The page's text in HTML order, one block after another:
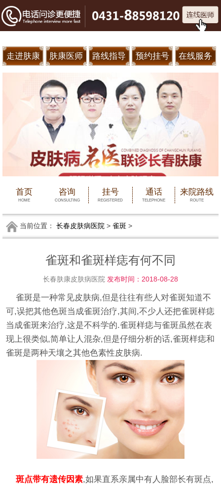
走进肤康 肤康医师 路线指导 预约挂号 在线服务
首页
HOME
咨询
CONSULTING
挂号
REGISTERED
通话
TELEPHONE
来院路线
ROUTE
当前位置： 长春皮肤病医院> 雀斑>
雀斑和雀斑样痣有何不同
长春肤康皮肤病医院 发布时间：2018-08-28
雀斑是一种常见皮肤病,但是往往有些人对雀斑知道不
可,误把其他色斑当成雀斑治疗,其间,不少人还把雀斑样痣
当成雀斑来治疗,这是不科学的.雀斑样痣与雀斑虽然在表
现上很类似,简单让人混杂,但是仔细分析的话,雀斑样痣和
雀斑是两种天壤之其他色素性皮肤病.
斑点带有遗传因素,如果直系亲属中有人脸部长有斑点,